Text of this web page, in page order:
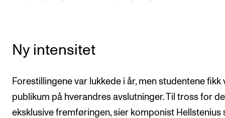
Ny intensitet
Forestillingene var lukkede i år, men studentene
publikum på hverandres avslutninger. Til tross for
eksklusive fremføringen, sier komponist Hellstenius